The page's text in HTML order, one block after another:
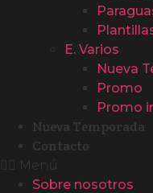
E. Varios
Nueva
Promo
Promo
Nueva Temporada
Contacto
Menú
Sobre nosotros